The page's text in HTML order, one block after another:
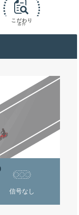
こだわり
条件
信号なし